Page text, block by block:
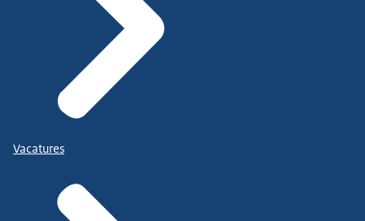
Vacatures